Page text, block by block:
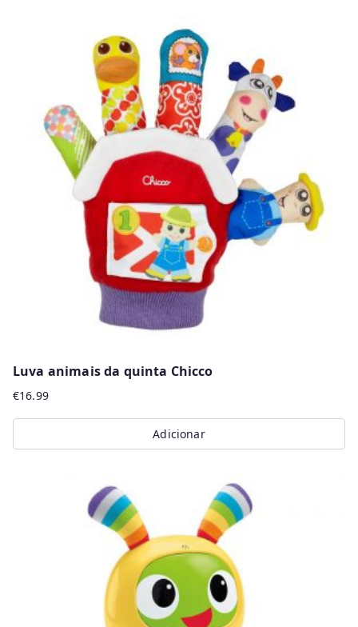
Luva animais da quinta Chicco
€16.99
Adicionar